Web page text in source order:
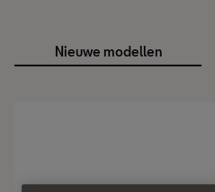
Nieuwe modellen